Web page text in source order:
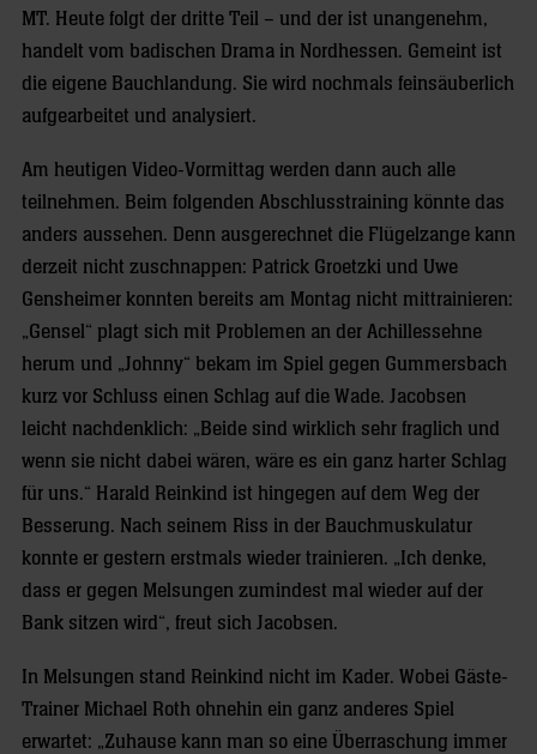
MT. Heute folgt der dritte Teil – und der ist unangenehm,
handelt vom badischen Drama in Nordhessen. Gemeint ist
die eigene Bauchlandung. Sie wird nochmals feinsäuberlich
aufgearbeitet und analysiert.
Am heutigen Video-Vormittag werden dann auch alle
teilnehmen. Beim folgenden Abschlusstraining könnte das
anders aussehen. Denn ausgerechnet die Flügelzange kann
derzeit nicht zuschnappen: Patrick Groetzki und Uwe
Gensheimer konnten bereits am Montag nicht mittrainieren:
„Gensel“ plagt sich mit Problemen an der Achillessehne
herum und „Johnny“ bekam im Spiel gegen Gummersbach
kurz vor Schluss einen Schlag auf die Wade. Jacobsen
leicht nachdenklich: „Beide sind wirklich sehr fraglich und
wenn sie nicht dabei wären, wäre es ein ganz harter Schlag
für uns.“ Harald Reinkind ist hingegen auf dem Weg der
Besserung. Nach seinem Riss in der Bauchmuskulatur
konnte er gestern erstmals wieder trainieren. „Ich denke,
dass er gegen Melsungen zumindest mal wieder auf der
Bank sitzen wird“, freut sich Jacobsen.
In Melsungen stand Reinkind nicht im Kader. Wobei Gäste-
Trainer Michael Roth ohnehin ein ganz anderes Spiel
erwartet: „Zuhause kann man so eine Überraschung immer